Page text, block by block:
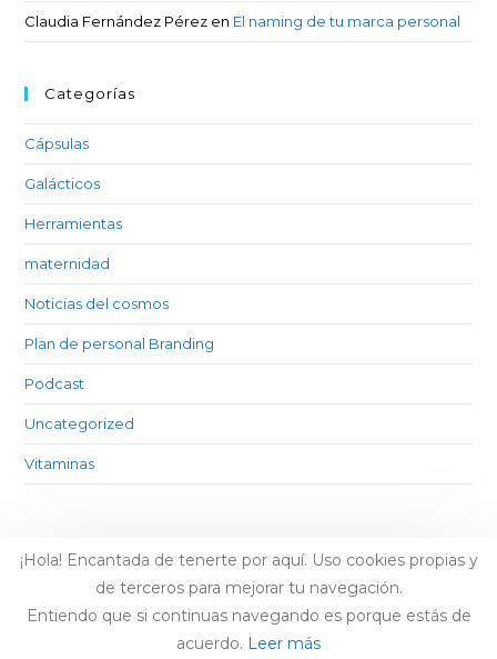
Claudia Fernández Pérez en El naming de tu marca personal
Categorías
Cápsulas
Galácticos
Herramientas
maternidad
Noticias del cosmos
Plan de personal Branding
Podcast
Uncategorized
Vitaminas
¡Hola! Encantada de tenerte por aquí. Uso cookies propias y
de terceros para mejorar tu navegación.
Entiendo que si continuas navegando es porque estás de
acuerdo. Leer más